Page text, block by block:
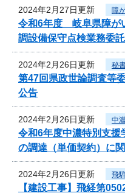
2024年2月27日更新 障
令和6年度 岐阜県障が
調設備保守点検業務委
2024年2月26日更新 秘
第47回県政世論調査等
公告
2024年2月26日更新 中
令和6年度中濃特別支援
の調達（単価契約）に
2024年2月26日更新 飛
【建設工事】飛経第